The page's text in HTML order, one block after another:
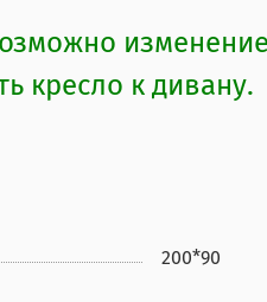
кресло к дивану.
200*90